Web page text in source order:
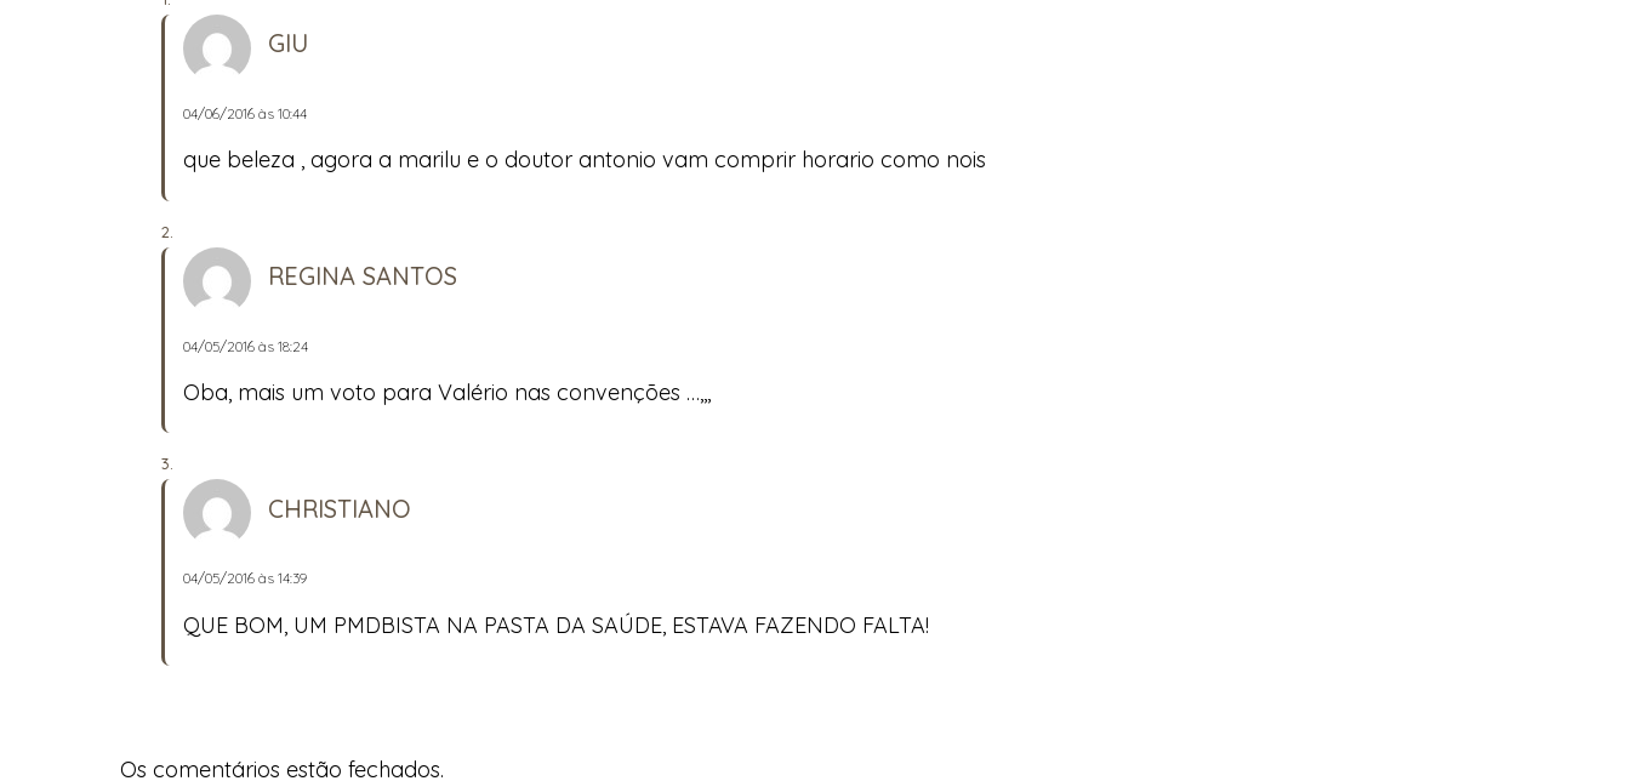
GIU
04/06/2016 às 10:44
que beleza , agora a marilu e o doutor antonio vam comprir horario como nois
REGINA SANTOS
04/05/2016 às 18:24
Oba, mais um voto para Valério nas convenções …,,,
CHRISTIANO
04/05/2016 às 14:39
QUE BOM, UM PMDBISTA NA PASTA DA SAÚDE, ESTAVA FAZENDO FALTA!
Os comentários estão fechados.